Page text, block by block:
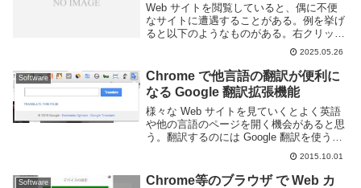
Web サイトを閲覧していると、偶に不便
なサイトに遭遇することがある。例を挙げ
ると以下のようなものがある。右クリック
を禁止しており各種機能が利用できないテ
キストの選択ができなくてグーグル検索や
翻訳が使いにくい動画サイトの音量が大き
すぎる/小...
2025.05.26
Software
Chrome で他言語の翻訳が便利に
なる Google 翻訳拡張機能
様々な Web サイトを見ていくとよく英語
や他の言語のページを開く機会があると思
う。翻訳するのには Google 翻訳を使う人
は多いだろう。それに Google Chrome に
は標準で翻訳機能が備わっている。が、さ
らに Google 翻訳...
2015.10.01
Software
Chrome等のブラウザ で Web カ